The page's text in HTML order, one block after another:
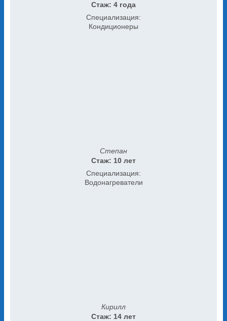
Стаж: 4 года
Специализация:
Кондиционеры
Степан
Стаж: 10 лет
Специализация:
Водонагреватели
Кирилл
Стаж: 14 лет